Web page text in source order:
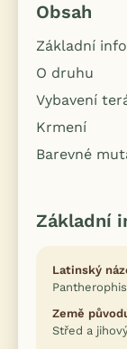
Obsah
Základní
O druhu
Vybavení
Krmení
Barevné
Základní
Latinský
Země
Střed a